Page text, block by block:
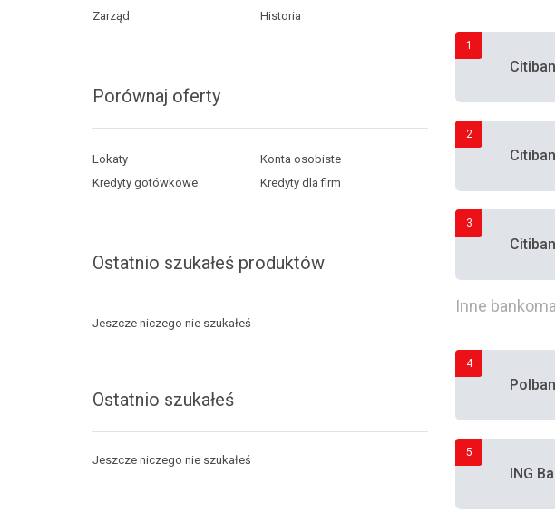
Zarząd
Historia
Porównaj oferty
Lokaty
Konta osobiste
Kredyty gotówkowe
Kredyty dla firm
Ostatnio szukałeś produktów
Jeszcze niczego nie szukałeś
Ostatnio szukałeś
Jeszcze niczego nie szukałeś
1
2
3
Inne
4
5
ING